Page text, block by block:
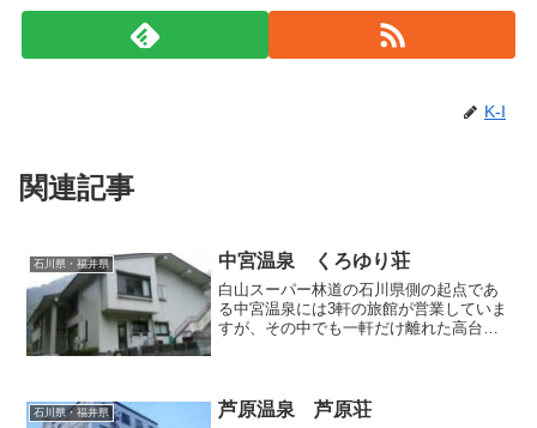
K-I
関連記事
石川県・福井県 中宮温泉 くろゆり荘
白山スーパー林道の石川県側の起点であ
る中宮温泉には3軒の旅館が営業していま
すが、その中でも一軒だけ離れた高台に
泉旅館協同組合が管理運...
石川県・福井県 芦原温泉 芦原荘